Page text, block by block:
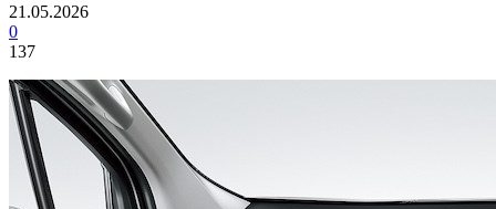
21.05.2026
0
137